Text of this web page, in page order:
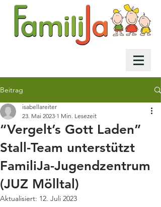
Beitrag
“Vergelt’s Gott Laden”
Stall-Team unterstützt
FamiliJa-Jugendzentrum
(JUZ Mölltal)
isabellareiter
23. Mai 2023 1 Min. Lesezeit
Aktualisiert: 12. Juli 2023